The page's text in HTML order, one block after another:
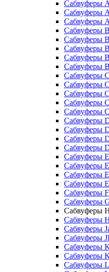
Сабвуферы
Сабвуферы
Сабвуферы
Сабвуферы
Сабвуферы
Сабвуферы
Сабвуферы
Сабвуферы
Сабвуферы
Сабвуферы
Сабвуферы
Сабвуферы
Сабвуферы
Сабвуферы
Сабвуферы
Сабвуферы
Сабвуферы
Сабвуферы
Сабвуферы
Сабвуферы
Сабвуферы
Сабвуферы
Сабвуферы
Сабвуферы
Сабвуферы
Сабвуферы
Сабвуферы
Сабвуферы
Сабвуферы
Сабвуферы